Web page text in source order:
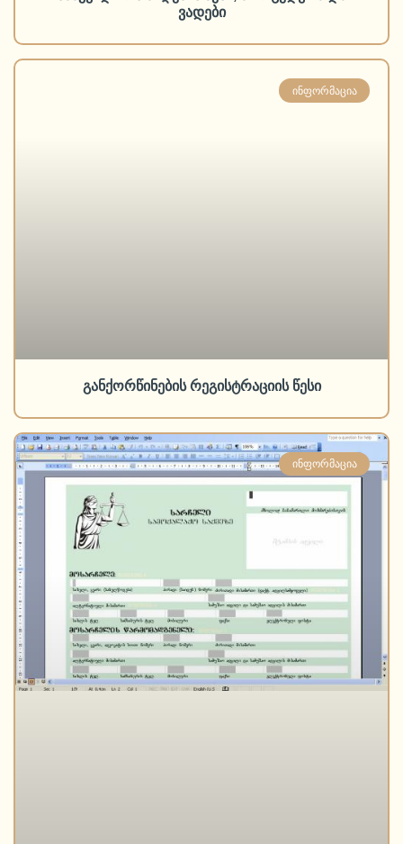
ვადები
ᲘᲜᲤᲝᲠᲛᲐᲪᲘᲐ
განქორწინების რეგისტრაციის წესი
ᲘᲜᲤᲝᲠᲛᲐᲪᲘᲐ